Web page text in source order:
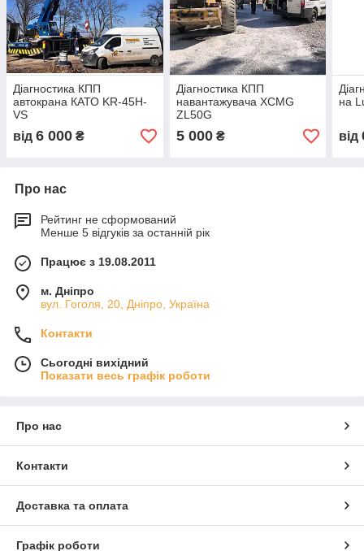
Діагностика КПП
автокрана КАТО KR-45H-
VS
від 6 000 ₴
Діагностика КПП
навантажувача XCMG
ZL50G
5 000₴
на
від
Про нас
Рейтинг не сформований
Менше 5 відгуків за останній рік
Працює з 19.08.2011
м. Дніпро
вул. Гоголя, 20, Дніпро, Україна
Контакти
Сьогодні вихідний
Показати весь графік роботи
Про нас
Контакти
Доставка та оплата
Графік роботи